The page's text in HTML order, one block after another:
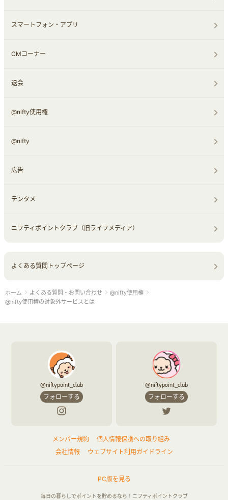
スマートフォン・アプリ
CMコーナー
退会
@nifty使用権
@nifty
広告
テンタメ
ニフティポイントクラブ（旧ライフメディア）
よくある質問トップページ
ホーム よくある質問・お問い合わせ
@nifty使用権
@nifty使用権の対象外サービスとは
@niftypoint_club
フォローする
@niftypoint_club
フォローする
メンバー規約
個人情報保護への取り組み
会社情報
ウェブサイト利用ガイドライン
PC版を見る
毎日の暮らしでポイントを貯めるなら！ニフティポイントクラブ